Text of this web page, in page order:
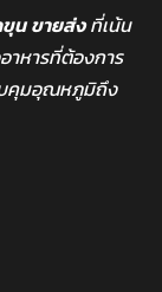
ขุน ขายส่งที่เน้น
หารที่ต้องการ
คุมอุณหภูมิถึง